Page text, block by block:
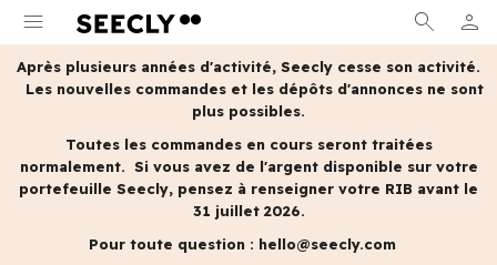
menu search person
MON
Après plusieurs années d'activité, Seecly cesse son activité.
Les nouvelles commandes et les dépôts d'annonces ne sont
plus possibles.
Toutes les commandes en cours seront traitées
normalement. Si vous avez de l'argent disponible sur votre
portefeuille Seecly, pensez à renseigner votre RIB avant le
31 juillet 2026.
Pour toute question : hello@seecly.com